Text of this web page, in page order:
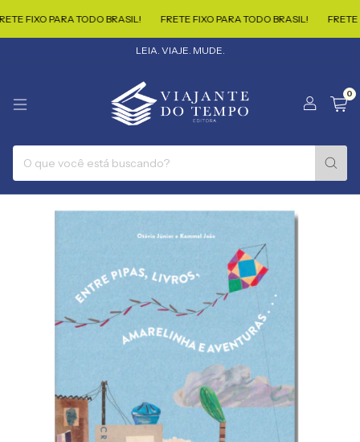
PARA TODO BRASIL! FRETE FIXO PARA TODO BRASIL! FRETE FIXO
LEIA. VIAJE. MUDE.
0